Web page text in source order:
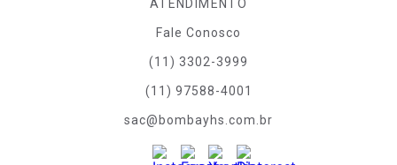
ATENDIMENTO
Fale Conosco
(11) 3302-3999
(11) 97588-4001
sac@bombayhs.com.br